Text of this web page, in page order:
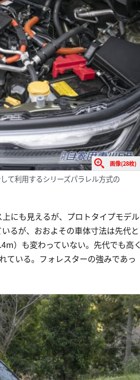
画像(28枚)
て利用するシリーズパラレル方式の
にも見えるが、プロトタイプモデル
るが、おおよその車体寸法は先代と
）も変わっていない。先代でも高く
ている。フォレスターの強みであっ